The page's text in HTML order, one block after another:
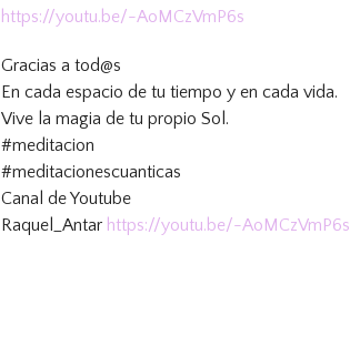
https://youtu.be/-AoMCzVmP6s
Gracias a tod@s
En cada espacio de tu tiempo y en cada vida.
Vive la magia de tu propio Sol.
#meditacion
#meditacionescuanticas
Canal de Youtube
Raquel_Antar https://youtu.be/-AoMCzVmP6s